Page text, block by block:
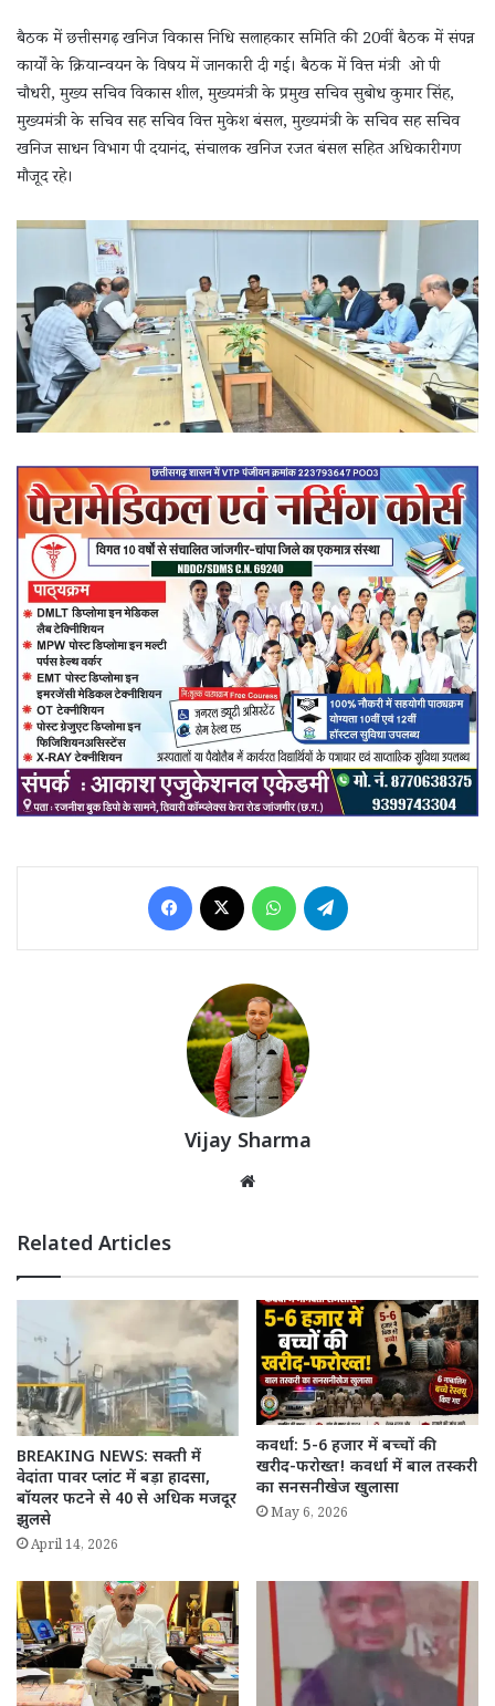
बैठक में छत्तीसगढ़ खनिज विकास निधि सलाहकार समिति की 20वीं बैठक में संपन्न
कार्यों के क्रियान्वयन के विषय में जानकारी दी गई। बैठक में वित्त मंत्री ओ पी
चौधरी, मुख्य सचिव विकास शील, मुख्यमंत्री के प्रमुख सचिव सुबोध कुमार सिंह,
मुख्यमंत्री के सचिव सह सचिव वित्त मुकेश बंसल, मुख्यमंत्री के सचिव सह सचिव
खनिज साधन विभाग पी दयानंद, संचालक खनिज रजत बंसल सहित अधिकारीगण
मौजूद रहे।
Facebook WhatsApp
Vijay Sharma
Related Articles
BREAKING NEWS: सक्ती में
वेदांता पावर प्लांट में बड़ा हादसा,
बॉयलर फटने से 40 से अधिक मजदूर
झुलसे
April 14, 2026
कवर्धा: 5-6 हजार में बच्चों की
खरीद-फरोख्त! कवर्धा में बाल तस्करी
का सनसनीखेज खुलासा
May 6, 2026